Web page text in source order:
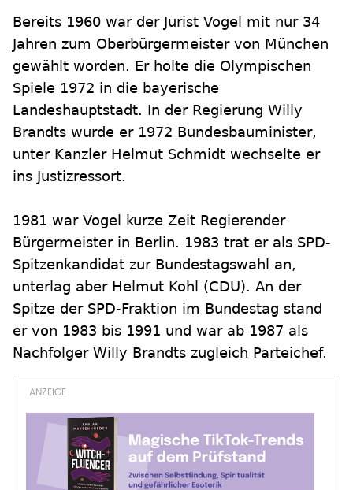
Bereits 1960 war der Jurist Vogel mit nur 34
Jahren zum Oberbürgermeister von München
gewählt worden. Er holte die Olympischen
Spiele 1972 in die bayerische
Landeshauptstadt. In der Regierung Willy
Brandts wurde er 1972 Bundesbauminister,
unter Kanzler Helmut Schmidt wechselte er
ins Justizressort.
1981 war Vogel kurze Zeit Regierender
Bürgermeister in Berlin. 1983 trat er als SPD-
Spitzenkandidat zur Bundestagswahl an,
unterlag aber Helmut Kohl (CDU). An der
Spitze der SPD-Fraktion im Bundestag stand
er von 1983 bis 1991 und war ab 1987 als
Nachfolger Willy Brandts zugleich Parteichef.